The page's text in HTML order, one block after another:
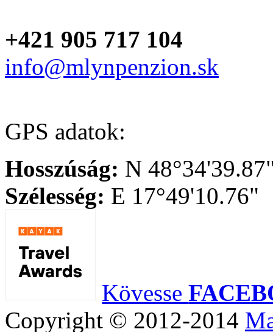
+421 905 717 104
info@mlynpenzion.sk
GPS adatok:
Hosszúság: N
Szélesség: E 17°49'10.76"
Kövesse
Copyright © 2012-2014